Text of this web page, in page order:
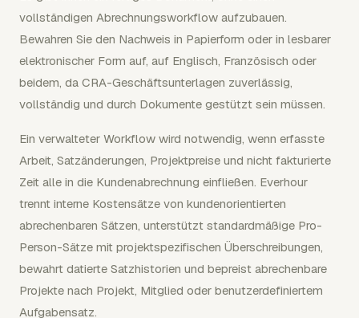
vollständigen Abrechnungsworkflow aufzubauen.
Bewahren Sie den Nachweis in Papierform oder in lesbarer
elektronischer Form auf, auf Englisch, Französisch oder
beidem, da CRA-Geschäftsunterlagen zuverlässig,
vollständig und durch Dokumente gestützt sein müssen.
Ein verwalteter Workflow wird notwendig, wenn erfasste
Arbeit, Satzänderungen, Projektpreise und nicht fakturierte
Zeit alle in die Kundenabrechnung einfließen. Everhour
trennt interne Kostensätze von kundenorientierten
abrechenbaren Sätzen, unterstützt standardmäßige Pro-
Person-Sätze mit projektspezifischen Überschreibungen,
bewahrt datierte Satzhistorien und bepreist abrechenbare
Projekte nach Projekt, Mitglied oder benutzerdefiniertem
Aufgabensatz.